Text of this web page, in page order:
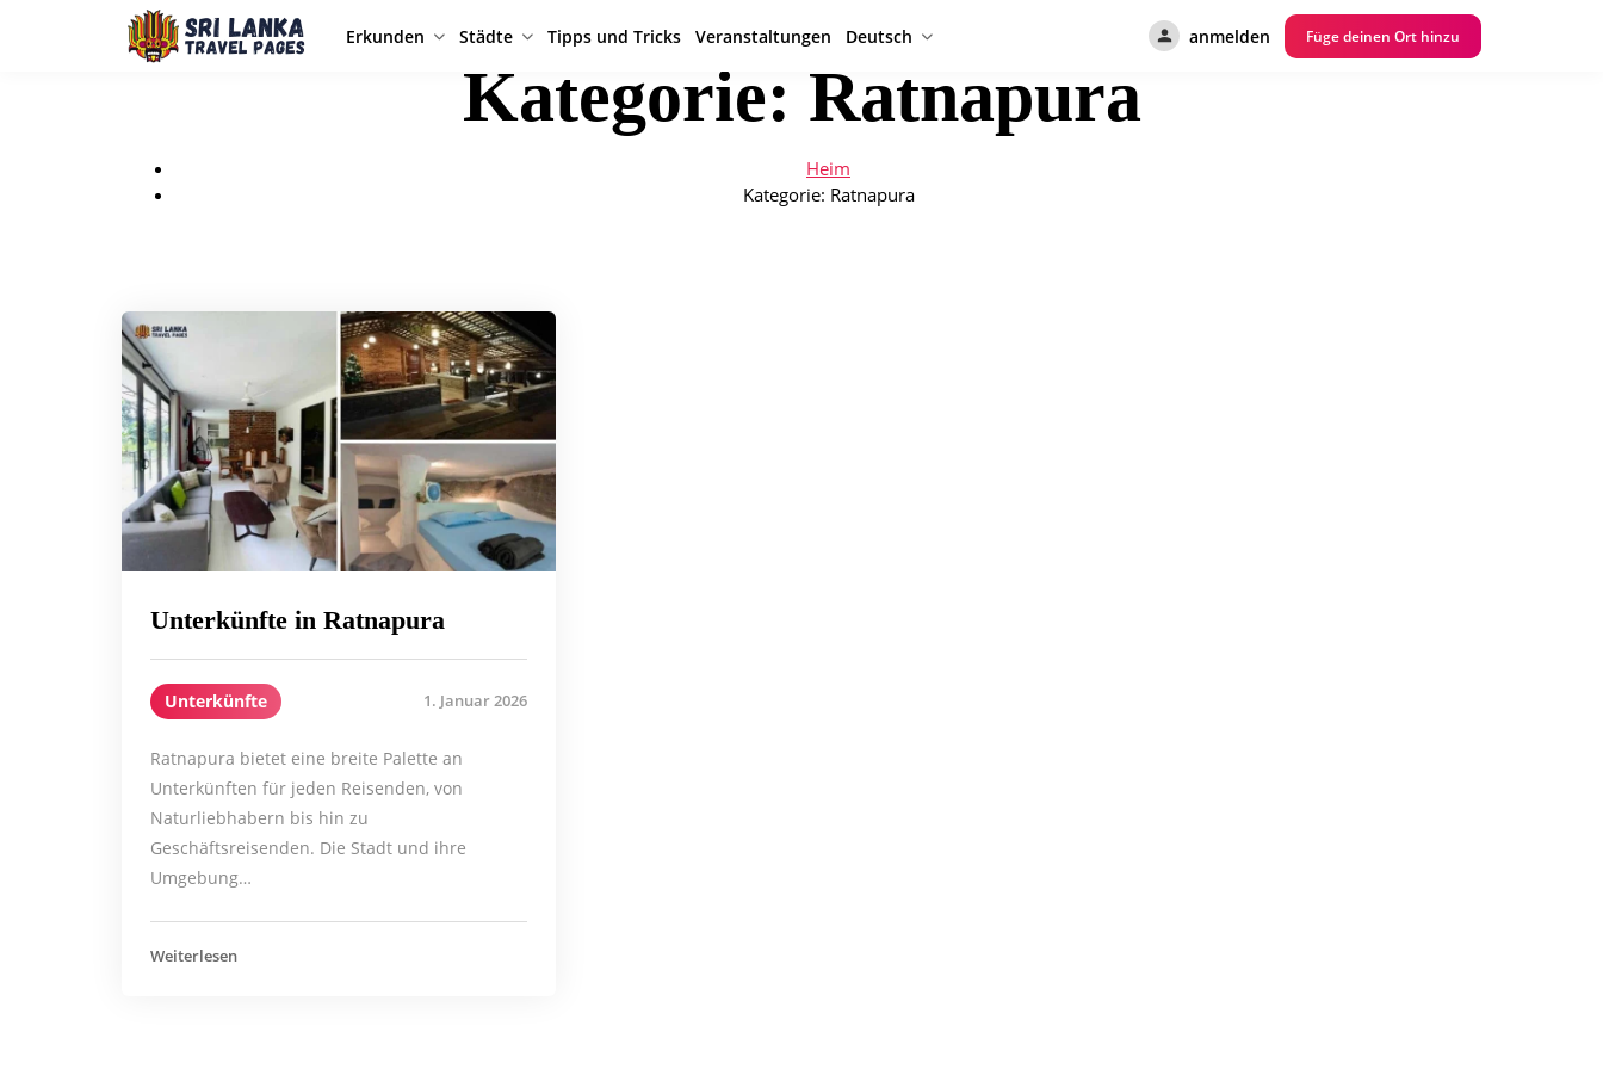
Erkunden Städte Tipps und Tricks Veranstaltungen Deutsch anmelden Füge deinen Ort hinzu
Kategorie: Ratnapura
Heim
Kategorie: Ratnapura
Unterkünfte in Ratnapura
Unterkünfte 1. Januar 2026
Ratnapura bietet eine breite Palette an
Unterkünften für jeden Reisenden, von
Naturliebhabern bis hin zu
Geschäftsreisenden. Die Stadt und ihre
Umgebung…
Weiterlesen